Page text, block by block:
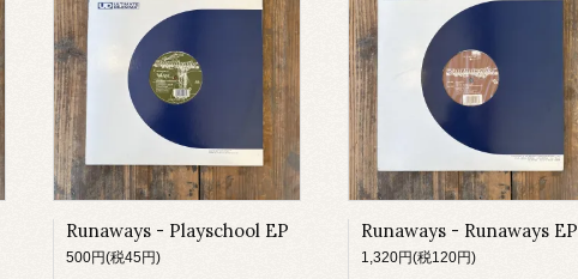
Runaways - Playschool EP
500円(税45円)
Runaways - Runaways EP
1,320円(税120円)